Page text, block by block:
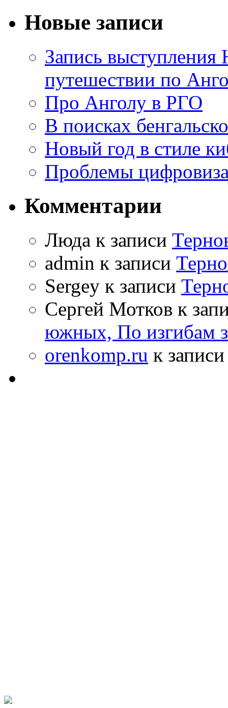
Новые записи
Запись
путешествии по
Про Анголу в РГО
В поисках
Новый год в стиле
Проблемы
Комментарии
Люда к записи
admin к записи
Sergey к записи
Сергей Мотков к
южных, По изгибам
orenkomp.ru к